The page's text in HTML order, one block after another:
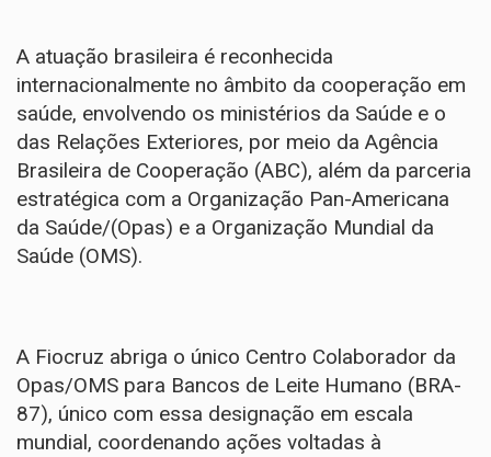
A atuação brasileira é reconhecida
internacionalmente no âmbito da cooperação em
saúde, envolvendo os ministérios da Saúde e o
das Relações Exteriores, por meio da Agência
Brasileira de Cooperação (ABC), além da parceria
estratégica com a Organização Pan-Americana
da Saúde/(Opas) e a Organização Mundial da
Saúde (OMS).
A Fiocruz abriga o único Centro Colaborador da
Opas/OMS para Bancos de Leite Humano (BRA-
87), único com essa designação em escala
mundial, coordenando ações voltadas à